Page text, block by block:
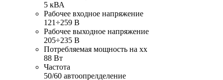
5 кВА
Рабочее входное напряжение
121÷259 В
Рабочее выходное напряжение
205÷235 В
Потребляемая мощность на хх
88 Вт
Частота
50/60 автоопрелделение